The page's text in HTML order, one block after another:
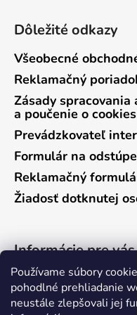
Používame súbory
pohodlné prehliadanie
neustále zlepšovali jej
Dôležité odkazy
Všeobecné
Reklamačný
Zásady spracovania
a poučenie o cookies
Prevádzkovateľ
Formulár na
Reklamačný
Žiadosť dotknutej
Informácie pre vás
Predajňa Vráble
Predajňa Pieštany